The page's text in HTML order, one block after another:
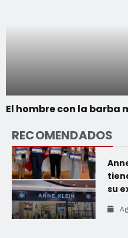
El hombre con la barba
RECOMENDADOS
su